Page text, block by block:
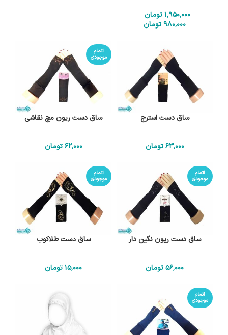
1٬950٬000تومان–
980٬000تومان
ساق دست استرج
63٬000 تومان
اتمام
موجودی
ساق دست ریون مچ نقاشی
62٬000 تومان
اتمام
موجودی
ساق دست ریون نگین دار
56٬000تومان
اتمام
موجودی
ساق دست طلاکوب
15٬000تومان
اتمام
موجودی